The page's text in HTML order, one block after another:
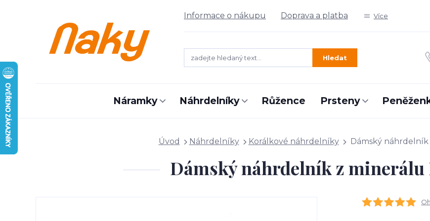
Informace o nákupu Doprava a platba Více
Hledat
Náramky Náhrdelníky Růžence Prsteny
Úvod Náhrdelníky Korálkové náhrdelníky Dámský
Dámský náhrdelník z minerálu